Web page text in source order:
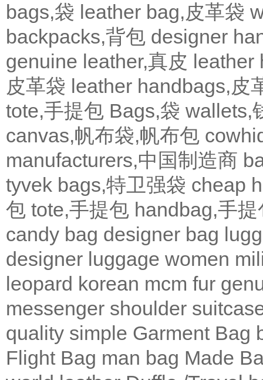
bags,袋 leather bag,皮革袋
backpacks,背包 designer
genuine leather,真皮 leather
皮革袋 leather handbags,皮
tote,手提包 Bags,袋 wallets,
canvas,帆布袋,帆布包
manufacturers,中国制造商
tyvek bags,特卫强袋 cheap
包 tote,手提包 handbag,手提
candy bag designer bag
designer luggage women
leopard korean mcm fur
messenger shoulder
quality simple Garment Bag
Flight Bag man bag Made